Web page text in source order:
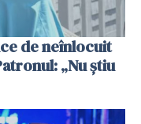
de neînlocuit
„Nu știu